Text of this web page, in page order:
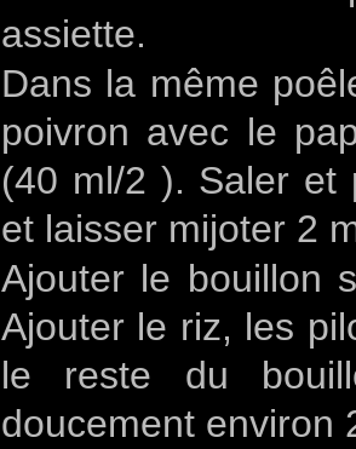
assiette.
Dans la même
poivron avec le
(40 ml/2 ). Saler et
et laisser mijoter 2
Ajouter le bouillon
Ajouter le riz, les
le reste du
doucement environ